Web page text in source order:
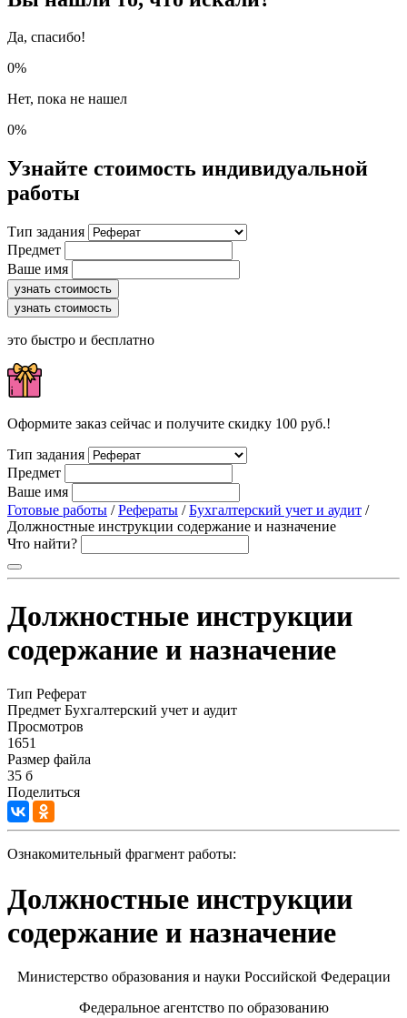
Да, спасибо!
0%
Нет, пока не нашел
0%
Узнайте стоимость индивидуальной
работы
Тип задания
Предмет
Ваше имя
узнать стоимость
узнать стоимость
это быстро и бесплатно
Оформите заказ сейчас и получите скидку 100 руб.!
Тип задания
Предмет
Ваше имя
Готовые работы /Рефераты /Бухгалтерский учет и аудит /
Должностные инструкции содержание и назначение
Что найти?
Должностные инструкции
содержание и назначение
Тип Реферат
Предмет Бухгалтерский учет и аудит
Просмотров
1651
Размер файла
35 б
Поделиться
Ознакомительный фрагмент работы:
Должностные инструкции
содержание и назначение
Министерство образования и науки Российской Федерации
Федеральное агентство по образованию